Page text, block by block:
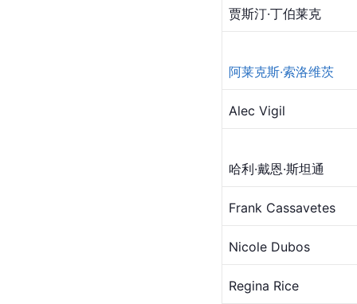
贾斯汀·丁伯莱克
阿莱克斯·索洛维茨
Alec Vigil
哈利·戴恩·斯坦通
Frank Cassavetes
Nicole Dubos
Regina Rice